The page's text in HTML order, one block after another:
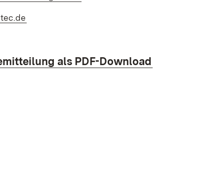
als PDF-Download